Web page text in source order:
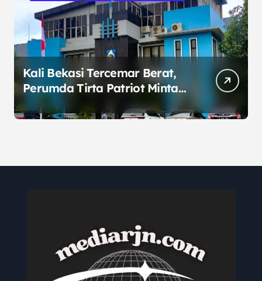
Kali Bekasi Tercemar Berat,
Perumda Tirta Patriot Minta
Maaf atas Penurunan Kualitas
Air